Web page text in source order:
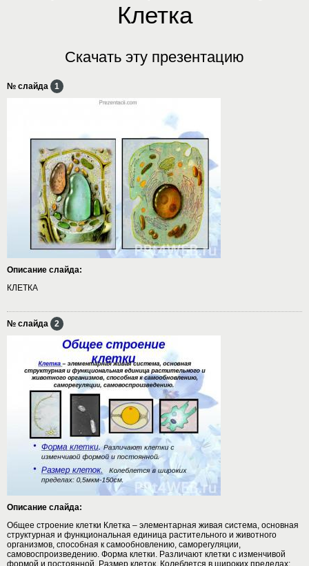
Клетка
Скачать эту презентацию
№ слайда 1
Описание слайда:
КЛЕТКА
№ слайда 2
Описание слайда:
Общее строение клетки Клетка – элементарная живая система, основная
структурная и функциональная единица растительного и животного
организмов, способная к самообновлению, саморегуляции,
самовоспроизведению. Форма клетки. Различают клетки с изменчивой
формой и постоянной. Размер клеток. Колеблется в широких пределах: